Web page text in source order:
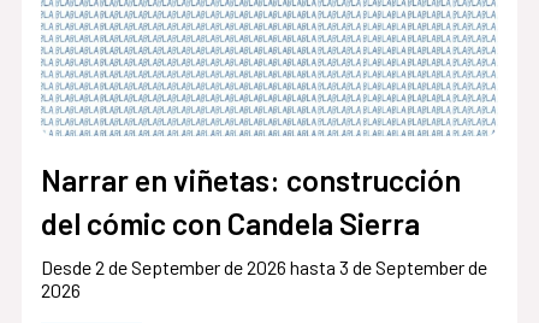
Narrar en viñetas: construcción
del cómic con Candela Sierra
Desde 2 de September de 2026 hasta 3 de September de
2026